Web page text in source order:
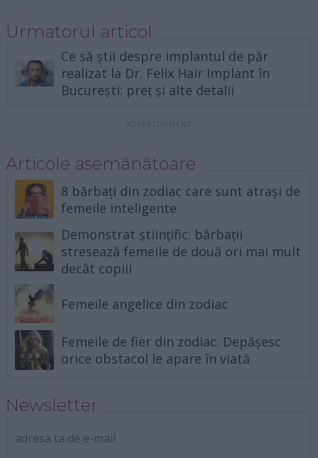
Urmatorul articol
Ce să știi despre implantul de păr
realizat la Dr. Felix Hair Implant în
București: preț și alte detalii
Articole asemănătoare
8 bărbați din zodiac care sunt atrași de
femeile inteligente
Demonstrat științific: bărbații
stresează femeile de două ori mai mult
decât copiii
Femeile angelice din zodiac
Femeile de fier din zodiac. Depășesc
orice obstacol le apare în viată
Newsletter
adresa ta de e-mail